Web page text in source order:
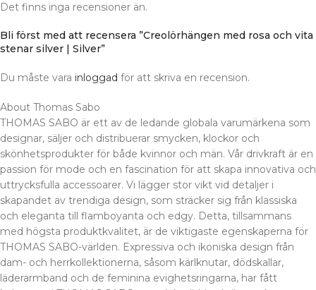
Det finns inga recensioner än.
Bli först med att recensera ”Creolörhängen med rosa och vita
stenar silver | Silver”
Du måste vara inloggad för att skriva en recension.
About Thomas Sabo
THOMAS SABO är ett av de ledande globala varumärkena som
designar, säljer och distribuerar smycken, klockor och
skönhetsprodukter för både kvinnor och män. Vår drivkraft är en
passion för mode och en fascination för att skapa innovativa och
uttrycksfulla accessoarer. Vi lägger stor vikt vid detaljer i
skapandet av trendiga design, som sträcker sig från klassiska
och eleganta till flamboyanta och edgy. Detta, tillsammans
med högsta produktkvalitet, är de viktigaste egenskaperna för
THOMAS SABO-världen. Expressiva och ikoniska design från
dam- och herrkollektionerna, såsom kärlknutar, dödskallar,
läderarmband och de feminina evighetsringarna, har fått